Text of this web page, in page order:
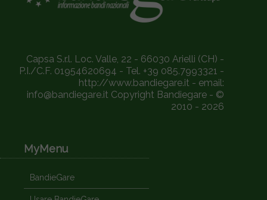
Capsa S.r.l. Loc. Valle, 22 - 66030 Arielli (CH) -
P.I./C.F. 01954620694 - Tel. +39 085.7993321 -
http://www.bandiegare.it - email:
info@bandiegare.it Copyright Bandiegare - ©
2010 - 2026
MyMenu
BandieGare